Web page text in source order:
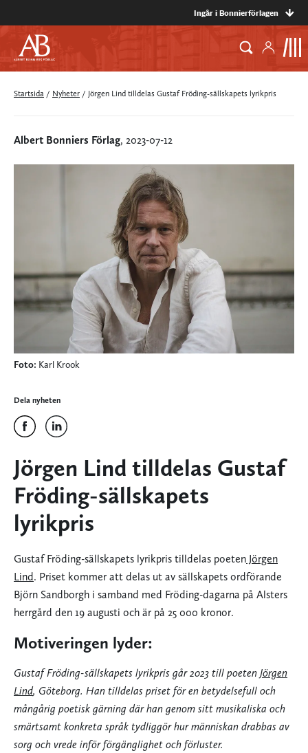
Ingår i Bonnierförlagen
Startsida / Nyheter / Jörgen Lind tilldelas Gustaf Fröding-sällskapets lyrikpris
Albert Bonniers Förlag, 2023-07-12
Foto: Karl Krook
Dela nyheten
Jörgen Lind tilldelas Gustaf
Fröding-sällskapets
lyrikpris
Gustaf Fröding-sällskapets lyrikpris tilldelas poeten Jörgen
Lind. Priset kommer att delas ut av sällskapets ordförande
Björn Sandborgh i samband med Fröding-dagarna på Alsters
herrgård den 19 augusti och är på 25 000 kronor.
Motiveringen lyder:
Gustaf Fröding-sällskapets lyrikpris går 2023 till poeten Jörgen
Lind, Göteborg. Han tilldelas priset för en betydelsefull och
mångårig poetisk gärning där han genom sitt musikaliska och
smärtsamt konkreta språk tydliggör hur människan drabbas av
sorg och vrede inför förgänglighet och förluster.